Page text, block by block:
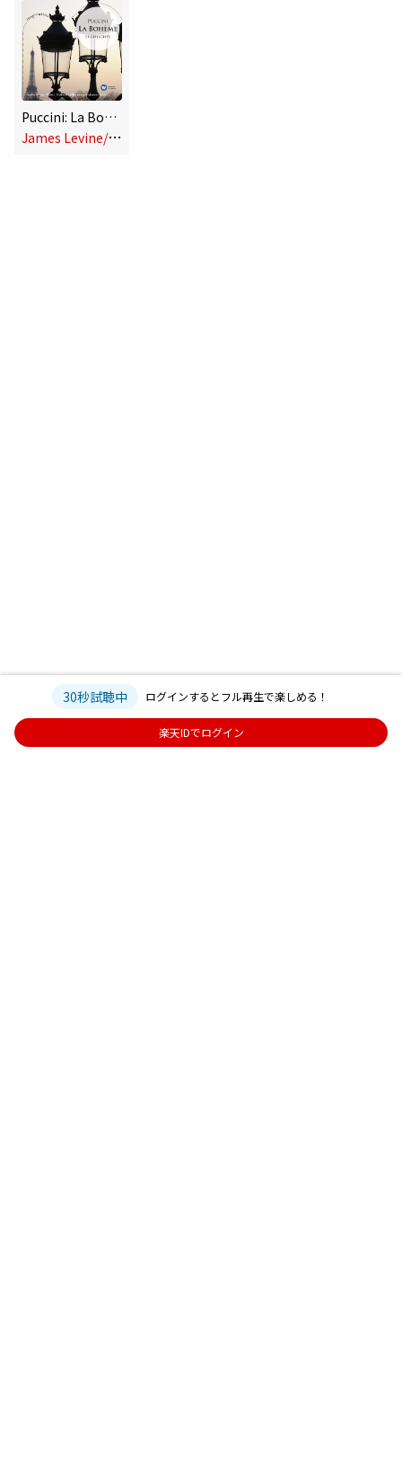
Puccini: La Bohème - Highlights
J
ames Levine/Renata Scotto/Alfredo Kraus
30秒試聴中 ログインするとフル再生で楽しめる！
楽天IDでログイン